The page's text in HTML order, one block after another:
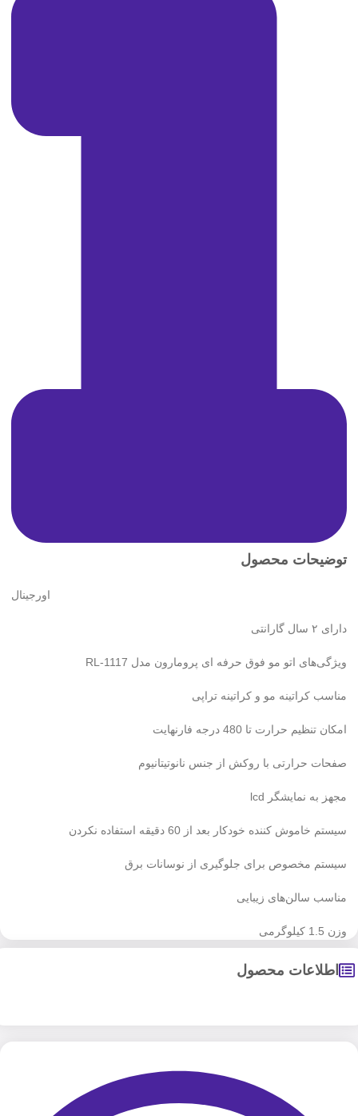
توضیحات محصول
اورجینال
دارای ۲ سال گارانتی
ویژگی‌های اتو مو فوق حرفه ای پرومارون مدل RL-1117
مناسب کراتینه مو و کراتینه تراپی
امکان تنظیم حرارت تا 480 درجه فارنهایت
صفحات حرارتی با روکش از جنس نانوتیتانیوم
مجهز به نمایشگر lcd
سیستم خاموش کننده خودکار بعد از 60 دقیقه استفاده نکردن
سیستم مخصوص برای جلوگیری از نوسانات برق
مناسب سالن‌های زیبایی
وزن 1.5 کیلوگرمی
اطلاعات محصول